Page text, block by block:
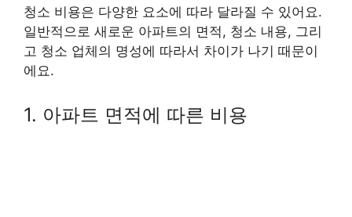
청소 비용은 다양한 요소에 따라 달라질 수 있어요.
일반적으로 새로운 아파트의 면적, 청소 내용, 그리
고 청소 업체의 명성에 따라서 차이가 나기 때문이
에요.
1. 아파트 면적에 따른 비용